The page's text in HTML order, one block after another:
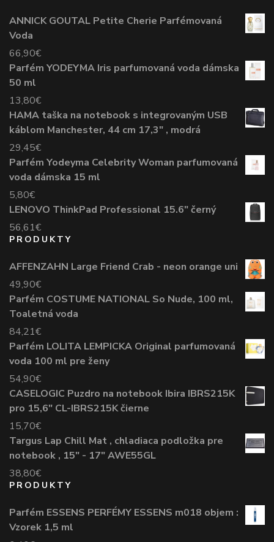
ANNICK GOUTAL Petite Cherie Parfémovaná
Voda
66,90€
Parfém YODEYMA Iris parfumovaná voda dámska
50 ml
13,80€
HAMA taška na notebook s integrovaným USB
káblom Manchester, 44 cm 17,3" , modrá
29,45€
Parfém Yodeyma Celebrity Woman parfumovaná
voda dámska 15 ml
5,80€
LENOVO ThinkPad Professional 15.6" černý
56,61€
PRODUKTY
AFFENZAHN Large Friend Crab - neon orange uni
49,90€
Parfém COSTUME NATIONAL So Nude, 100 ml,
Toaletná voda
84,21€
Parfém LOLITA LEMPICKA Original parfumovaná
voda 100 ml pre ženy
54,90€
CASELOGIC Puzdro na notebook Ibira IBRS215K
pro 15,6" CL-IBRS215K čierne
15,70€
Targus Lap Chill Mat , chladiaca podložka pre
notebook , 15" - 17" AWE55GL
38,80€
PRODUKTY
Parfém ESSENS PERFÉMY ESSENS m018 objem :
Vzorek 1,5 ml